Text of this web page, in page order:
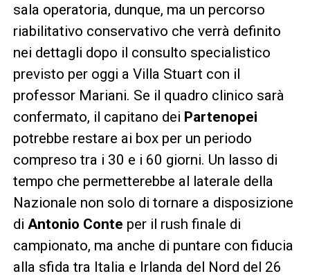
sala operatoria, dunque, ma un percorso
riabilitativo conservativo che verrà definito
nei dettagli dopo il consulto specialistico
previsto per oggi a Villa Stuart con il
professor Mariani. Se il quadro clinico sarà
confermato, il capitano dei Partenopei
potrebbe restare ai box per un periodo
compreso tra i 30 e i 60 giorni. Un lasso di
tempo che permetterebbe al laterale della
Nazionale non solo di tornare a disposizione
di Antonio Conte per il rush finale di
campionato, ma anche di puntare con fiducia
alla sfida tra Italia e Irlanda del Nord del 26